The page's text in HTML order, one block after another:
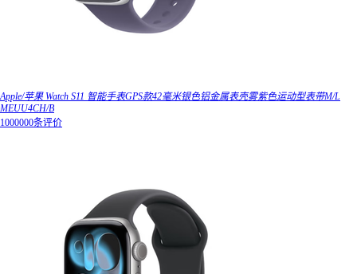
Apple/苹果 Watch S11 智能手表GPS款42毫米银色铝金属表壳雾紫色运动型表带M/L
MEUU4CH/B
1000000条评价